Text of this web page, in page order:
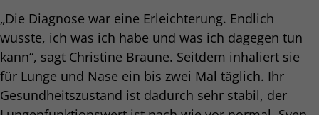
„Die Diagnose war eine Erleichterung. Endlich
wusste, ich was ich habe und was ich dagegen tun
kann“, sagt Christine Braune. Seitdem inhaliert sie
für Lunge und Nase ein bis zwei Mal täglich. Ihr
Gesundheitszustand ist dadurch sehr stabil, der